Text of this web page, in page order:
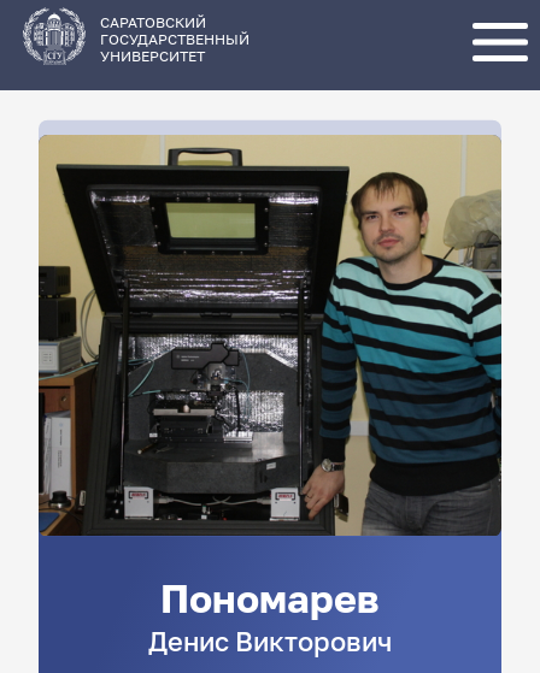
основному
содержанию
САРАТОВСКИЙ
ГОСУДАРСТВЕННЫЙ
УНИВЕРСИТЕТ
Пономарев
Денис Викторович